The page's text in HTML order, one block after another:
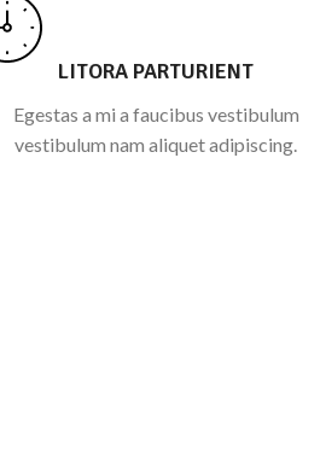
LITORA PARTURIENT
Egestas a mi a faucibus vestibulum
vestibulum nam aliquet adipiscing.